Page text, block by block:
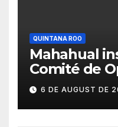
QUINTANA ROO
Mahahual
Comité de
muelles
6 DE AUGUST DE